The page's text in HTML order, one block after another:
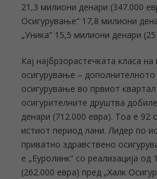
21,3 милиони денари (347.000
Осигурување“ 17,8 милиони
„Уника“ 15,5 милиони денари
Кај најбрзорастечката класа
осигурување – дополнителното
осигурување во првиот
осигурителните друштва
денари (712.000 евра). Тоа е 92
истиот период лани. Лидер по
приватно здравствено
е „Еуролинк“ со реализација
(262.000 евра) пред „Халк